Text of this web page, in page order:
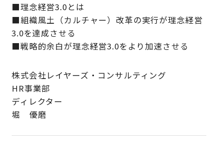
■理念経営3.0とは
■組織風土（カルチャー）改革の実行が理念経営
3.0を達成させる
■戦略的余白が理念経営3.0をより加速させる
株式会社レイヤーズ・コンサルティング
HR事業部
ディレクター
堀 優磨